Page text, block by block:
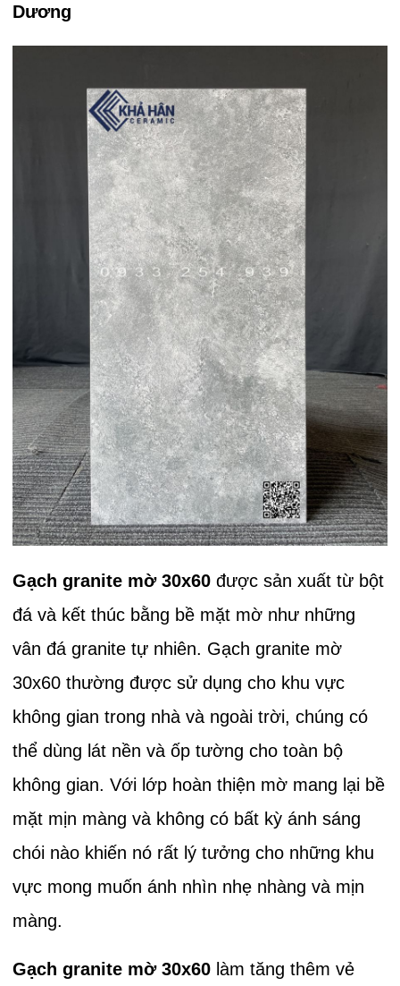
Dương
Gạch granite mờ 30x60 được sản xuất từ bột
đá và kết thúc bằng bề mặt mờ như những
vân đá granite tự nhiên. Gạch granite mờ
30x60 thường được sử dụng cho khu vực
không gian trong nhà và ngoài trời, chúng có
thể dùng lát nền và ốp tường cho toàn bộ
không gian. Với lớp hoàn thiện mờ mang lại bề
mặt mịn màng và không có bất kỳ ánh sáng
chói nào khiến nó rất lý tưởng cho những khu
vực mong muốn ánh nhìn nhẹ nhàng và mịn
màng.
Gạch granite mờ 30x60 làm tăng thêm vẻ